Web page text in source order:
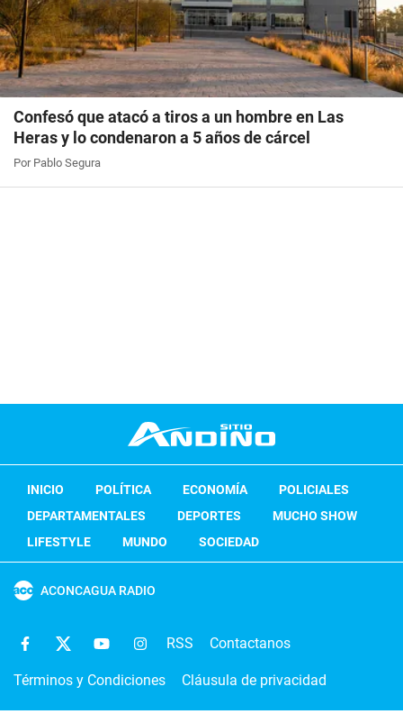
Confesó que atacó a tiros a un hombre en Las
Heras y lo condenaron a 5 años de cárcel
Por Pablo Segura
INICIO POLÍTICA ECONOMÍA
POLICIALES
DEPARTAMENTALES
DEPORTES
MUCHO SHOW
LIFESTYLE
MUNDO SOCIEDAD
ACONCAGUA RADIO
RSS Contactanos
Términos y Condiciones Cláusula de privacidad